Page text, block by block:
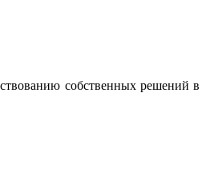
собственных решений в